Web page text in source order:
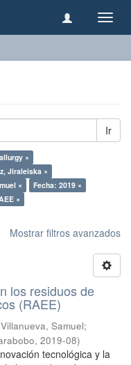
Ir
×
Jiraleiska ×
×
Fecha: 2019 ×
×
Mostrar filtros avanzados
los residuos de
(RAEE)
Villanueva, Samuel;
, 2019-08)
tecnológica y la